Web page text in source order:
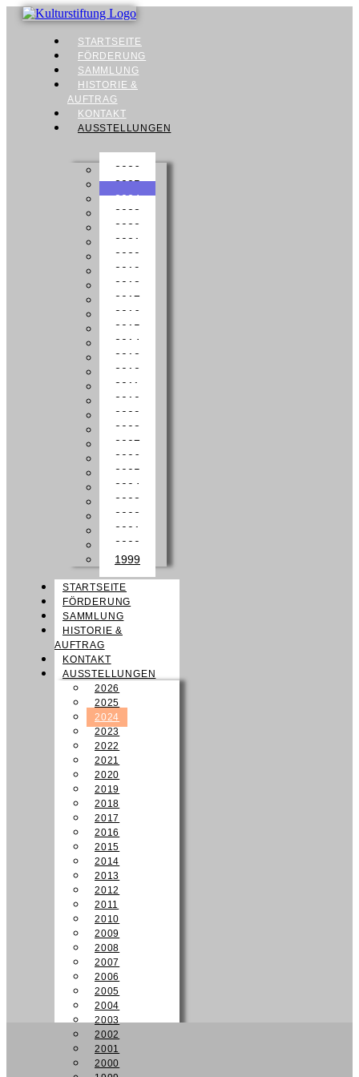
STARTSEITE
FÖRDERUNG
SAMMLUNG
HISTORIE &
AUFTRAG
KONTAKT
AUSSTELLUNGEN
2026
2025
2024
2023
2022
2021
2020
2019
2018
2017
2016
2015
2014
2013
2012
2011
2010
2009
2008
2007
2006
2005
2004
2003
2002
2001
2000
1999
STARTSEITE
FÖRDERUNG
SAMMLUNG
HISTORIE &
AUFTRAG
KONTAKT
AUSSTELLUNGEN
2026
2025
2024
2023
2022
2021
2020
2019
2018
2017
2016
2015
2014
2013
2012
2011
2010
2009
2008
2007
2006
2005
2004
2003
2002
2001
2000